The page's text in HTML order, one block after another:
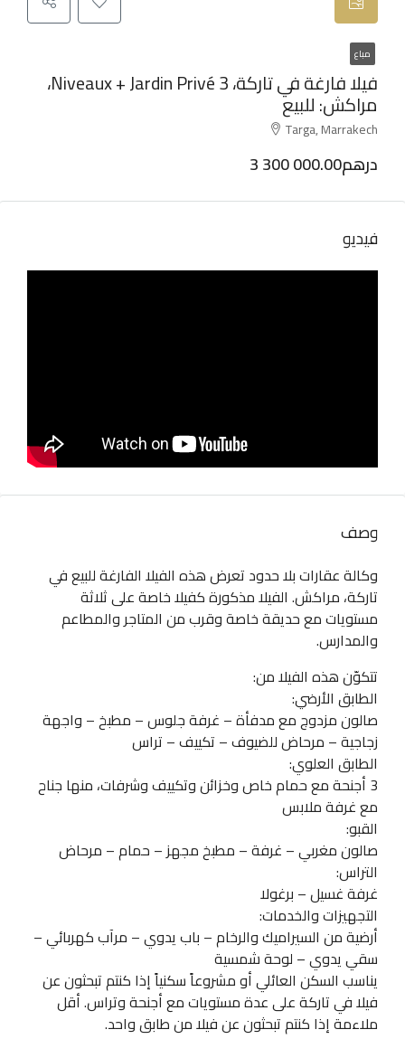
مباع
فيلا فارغة في تاركة، 3 Niveaux + Jardin Privé،
مراكش: للبيع
Targa, Marrakech
3 300 000.00درهم
فيديو
وصف
وكالة عقارات بلا حدود تعرض هذه الفيلا الفارغة للبيع في
تاركة، مراكش. الفيلا مذكورة كفيلا خاصة على ثلاثة
مستويات مع حديقة خاصة وقرب من المتاجر والمطاعم
والمدارس.
تتكوّن هذه الفيلا من:
الطابق الأرضي:
صالون مزدوج مع مدفأة – غرفة جلوس – مطبخ – واجهة
زجاجية – مرحاض للضيوف – تكييف – تراس
الطابق العلوي:
3 أجنحة مع حمام خاص وخزائن وتكييف وشرفات، منها جناح
مع غرفة ملابس
القبو:
صالون مغربي – غرفة – مطبخ مجهز – حمام – مرحاض
التراس:
غرفة غسيل – برغولا
التجهيزات والخدمات:
أرضية من السيراميك والرخام – باب يدوي – مرآب كهربائي –
سقي يدوي – لوحة شمسية
يناسب السكن العائلي أو مشروعاً سكنياً إذا كنتم تبحثون عن
فيلا في تاركة على عدة مستويات مع أجنحة وتراس. أقل
ملاءمة إذا كنتم تبحثون عن فيلا من طابق واحد.